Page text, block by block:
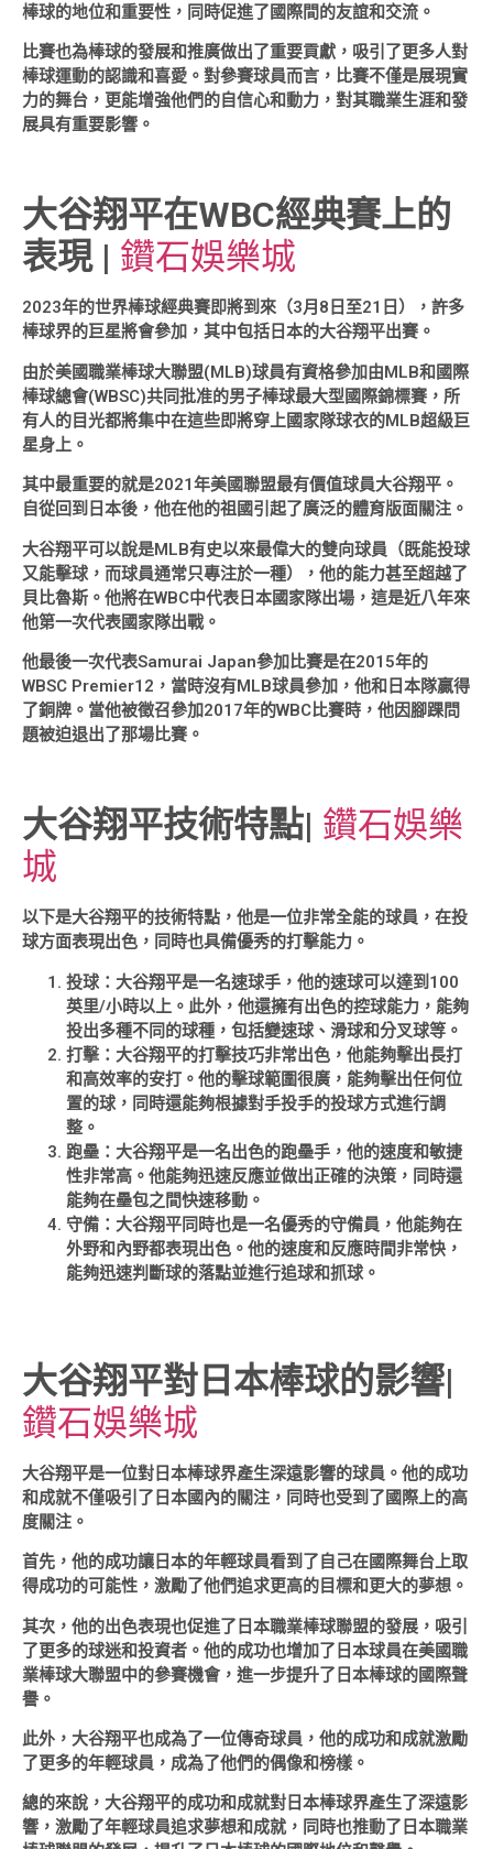
棒球的地位和重要性，同時促進了國際間的友誼和交流。
比賽也為棒球的發展和推廣做出了重要貢獻，吸引了更多人對
棒球運動的認識和喜愛。對參賽球員而言，比賽不僅是展現實
力的舞台，更能增強他們的自信心和動力，對其職業生涯和發
展具有重要影響。
大谷翔平在WBC經典賽上的
表現| 鑽石娛樂城
2023年的世界棒球經典賽即將到來（3月8日至21日），許多
棒球界的巨星將會參加，其中包括日本的大谷翔平出賽。
由於美國職業棒球大聯盟(MLB)球員有資格參加由MLB和國際
棒球總會(WBSC)共同批准的男子棒球最大型國際錦標賽，所
有人的目光都將集中在這些即將穿上國家隊球衣的MLB超級巨
星身上。
其中最重要的就是2021年美國聯盟最有價值球員大谷翔平。
自從回到日本後，他在他的祖國引起了廣泛的體育版面關注。
大谷翔平可以說是MLB有史以來最偉大的雙向球員（既能投球
又能擊球，而球員通常只專注於一種），他的能力甚至超越了
貝比魯斯。他將在WBC中代表日本國家隊出場，這是近八年來
他第一次代表國家隊出戰。
他最後一次代表Samurai Japan參加比賽是在2015年的
WBSC Premier12，當時沒有MLB球員參加，他和日本隊贏得
了銅牌。當他被徵召參加2017年的WBC比賽時，他因腳踝問
題被迫退出了那場比賽。
大谷翔平技術特點| 鑽石娛樂
城
以下是大谷翔平的技術特點，他是一位非常全能的球員，在投
球方面表現出色，同時也具備優秀的打擊能力。
投球：大谷翔平是一名速球手，他的速球可以達到100
英里/小時以上。此外，他還擁有出色的控球能力，能夠
投出多種不同的球種，包括變速球、滑球和分叉球等。
打擊：大谷翔平的打擊技巧非常出色，他能夠擊出長打
和高效率的安打。他的擊球範圍很廣，能夠擊出任何位
置的球，同時還能夠根據對手投手的投球方式進行調
整。
跑壘：大谷翔平是一名出色的跑壘手，他的速度和敏捷
性非常高。他能夠迅速反應並做出正確的決策，同時還
能夠在壘包之間快速移動。
守備：大谷翔平同時也是一名優秀的守備員，他能夠在
外野和內野都表現出色。他的速度和反應時間非常快，
能夠迅速判斷球的落點並進行追球和抓球。
大谷翔平對日本棒球的影響|
鑽石娛樂城
大谷翔平是一位對日本棒球界產生深遠影響的球員。他的成功
和成就不僅吸引了日本國內的關注，同時也受到了國際上的高
度關注。
首先，他的成功讓日本的年輕球員看到了自己在國際舞台上取
得成功的可能性，激勵了他們追求更高的目標和更大的夢想。
其次，他的出色表現也促進了日本職業棒球聯盟的發展，吸引
了更多的球迷和投資者。他的成功也增加了日本球員在美國職
業棒球大聯盟中的參賽機會，進一步提升了日本棒球的國際聲
譽。
此外，大谷翔平也成為了一位傳奇球員，他的成功和成就激勵
了更多的年輕球員，成為了他們的偶像和榜樣。
總的來說，大谷翔平的成功和成就對日本棒球界產生了深遠影
響，激勵了年輕球員追求夢想和成就，同時也推動了日本職業